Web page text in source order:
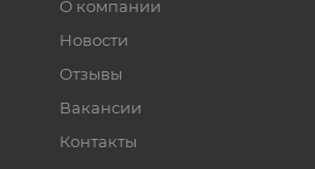
О компании
Новости
Отзывы
Вакансии
Контакты